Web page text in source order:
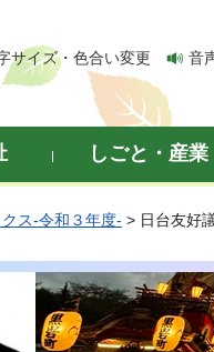
サイズ・色合い変更 音
しごと・産業
ス-令和３年度- > 日台友好